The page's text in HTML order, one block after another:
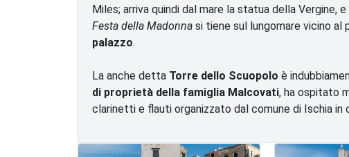
Miles; arriva quindi dal mare la statua della Vergine,
Festa della Madonna si tiene sul lungomare vicino al
palazzo.
La anche detta Torre dello Scuopolo è
di proprietà della famiglia Malcovati, ha ospitato
clarinetti e flauti organizzato dal comune di Ischia in